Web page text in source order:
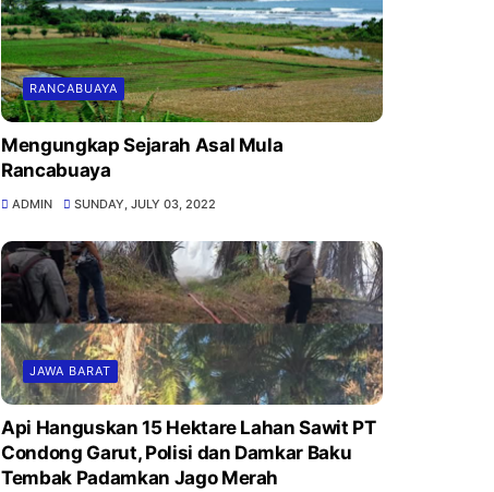
RANCABUAYA
Mengungkap Sejarah Asal Mula
Rancabuaya
ADMIN SUNDAY, JULY 03, 2022
JAWA BARAT
Api Hanguskan 15 Hektare Lahan Sawit PT
Condong Garut, Polisi dan Damkar Baku
Tembak Padamkan Jago Merah